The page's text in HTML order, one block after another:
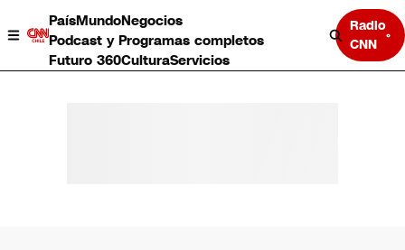
PaísMundoNegocios
Podcast y Programas completos
Futuro 360CulturaServicios
Radio
CNN